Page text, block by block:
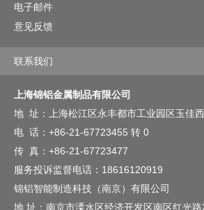
电子邮件
意见反馈
联系我们
上海锦铝金属制品有限公司
地 址：上海松江区永丰都市工业园区玉佳
电 话：+86-21-67723455 转 0
传 真：+86-21-67723477
服务投诉监督电话：18616120919
锦铝智能制造科技（南京）有限公司
地 址：南京市溧水区经济开发区南区红光